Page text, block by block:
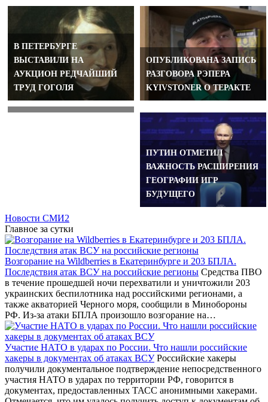
В ПЕТЕРБУРГЕ
ВЫСТАВИЛИ НА
АУКЦИОН РЕДЧАЙШИЙ
ТРУД ГОГОЛЯ
ОПУБЛИКОВАНА ЗАПИСЬ
РАЗГОВОРА РЭПЕРА
KYIVSTONER О ТЕРАКТЕ
ПОДРОСТКИ ХОТЕЛИ
ПОДОРВАТЬ ВОЕННЫЕ
ОБЪЕКТЫ В ПРИМОРЬЕ
ПУТИН ОТМЕТИЛ
ВАЖНОСТЬ РАСШИРЕНИЯ
ГЕОГРАФИИ ИГР
БУДУЩЕГО
Новости СМИ2
Главное за сутки
Возгорание на Wildberries в Екатеринбурге и 203 БПЛА.
Последствия атак ВСУ на российские регионы Средства ПВО
в течение прошедшей ночи перехватили и уничтожили 203
украинских беспилотника над российскими регионами, а
также акваторией Черного моря, сообщили в Минобороны
РФ. Из-за атаки БПЛА произошло возгорание на…
Участие НАТО в ударах по России. Что нашли российские
хакеры в документах об атаках ВСУРоссийские хакеры
получили документальное подтверждение непосредственного
участия НАТО в ударах по территории РФ, говорится в
документах, предоставленных ТАСС анонимными хакерами.